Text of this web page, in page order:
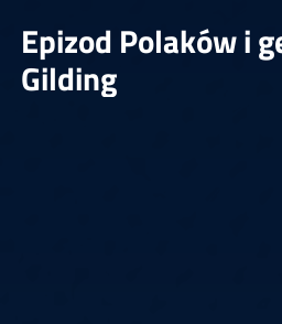
Epizod Polaków i
Gilding